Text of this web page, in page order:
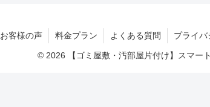
お客様の声 料金プラン よくある質問 プライバ
© 2026 【ゴミ屋敷・汚部屋片付け】スマー